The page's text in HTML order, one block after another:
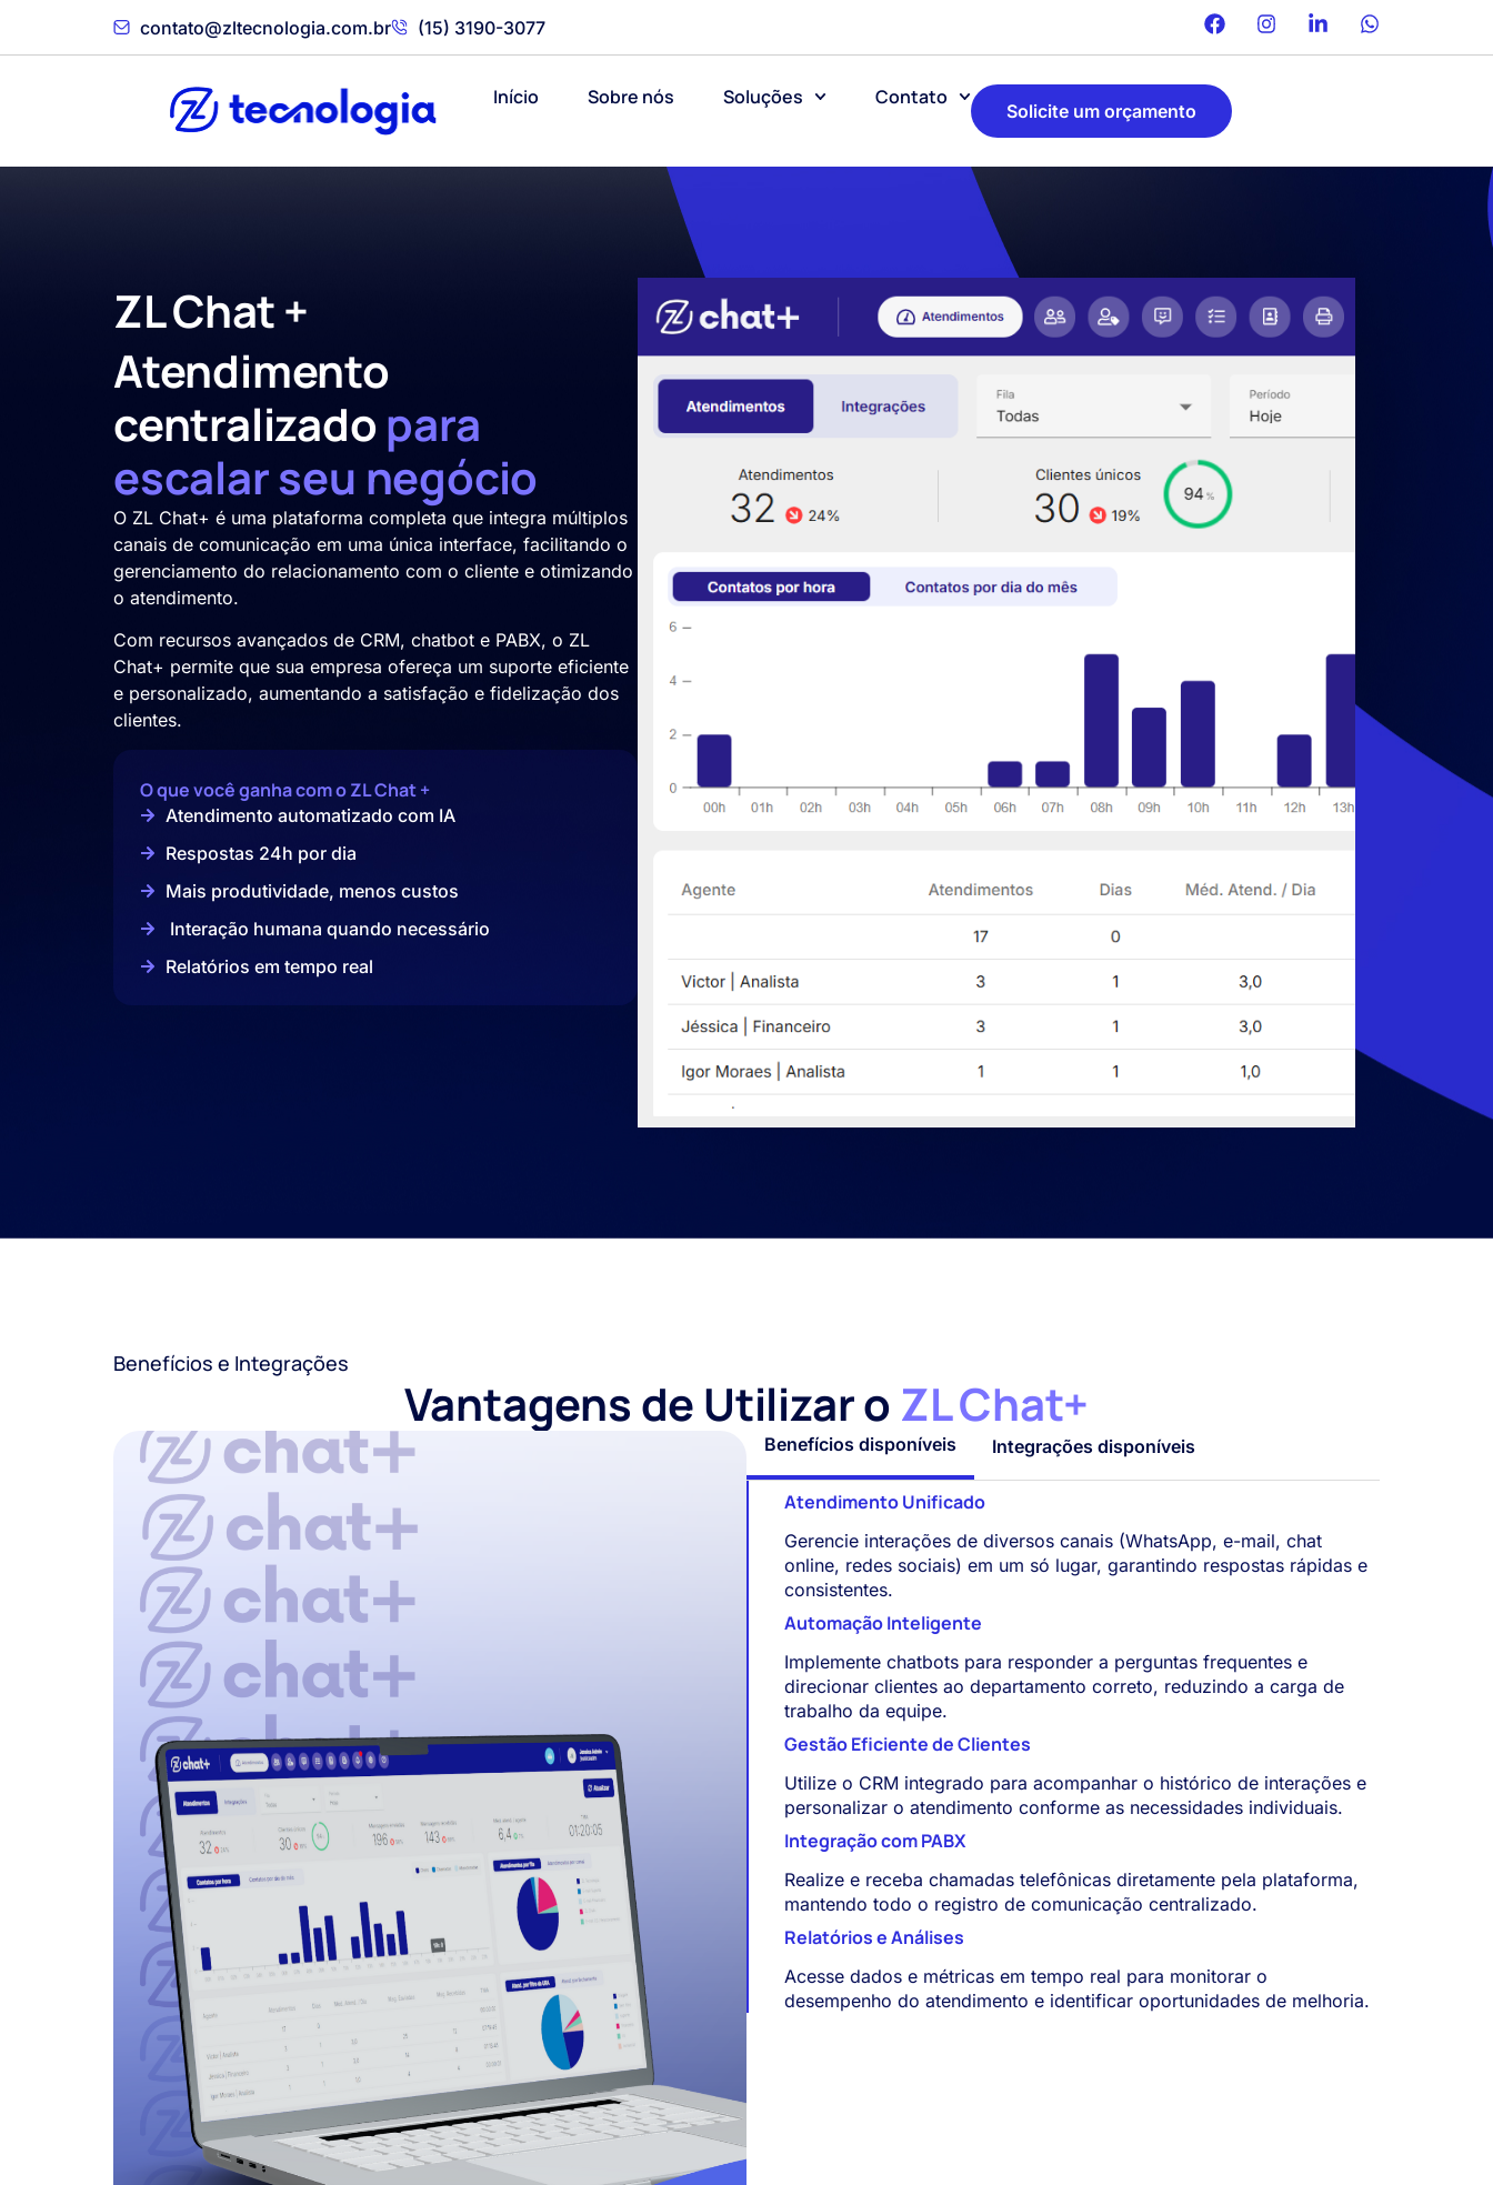
contato@zltecnologia.com.br (15) 3190-3077
Início Sobre nós Soluções Contato
Solicite um orçamento
ZL Chat +
Atendimento
centralizadopara
escalar seu negócio
O ZL Chat+ é uma plataforma completa que integra múltiplos
canais de comunicação em uma única interface, facilitando o
gerenciamento do relacionamento com o cliente e otimizando
o atendimento.
Com recursos avançados de CRM, chatbot e PABX, o ZL
Chat+ permite que sua empresa ofereça um suporte eficiente
e personalizado, aumentando a satisfação e fidelização dos
clientes.
O que você ganha com o ZL Chat +
Atendimento automatizado com IA
Respostas 24h por dia
Mais produtividade, menos custos
Interação humana quando necessário
Relatórios em tempo real
Benefícios e Integrações
Vantagens de Utilizar o ZL Chat+
Benefícios disponíveis Integrações disponíveis
Atendimento Unificado
Gerencie interações de diversos canais (WhatsApp, e-mail, chat
online, redes sociais) em um só lugar, garantindo respostas rápidas e
consistentes.
Automação Inteligente
Implemente chatbots para responder a perguntas frequentes e
direcionar clientes ao departamento correto, reduzindo a carga de
trabalho da equipe.
Gestão Eficiente de Clientes
Utilize o CRM integrado para acompanhar o histórico de interações e
personalizar o atendimento conforme as necessidades individuais.
Integração com PABX
Realize e receba chamadas telefônicas diretamente pela plataforma,
mantendo todo o registro de comunicação centralizado.
Relatórios e Análises
Acesse dados e métricas em tempo real para monitorar o
desempenho do atendimento e identificar oportunidades de melhoria.